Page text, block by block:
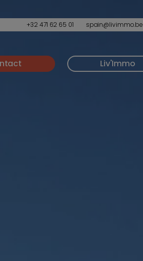
+32 471 62 65 01 spain@livimmo.be
Liv'Immo